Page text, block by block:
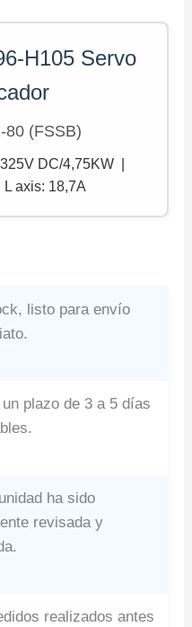
H105 Servo
80 (FSSB)
DC/4,75KW |
L axis: 18,7A
listo para envío
plazo de 3 a 5 días
ha sido
revisada y
realizados antes